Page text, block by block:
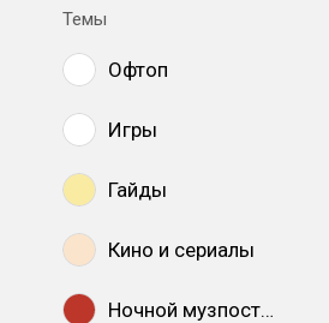
Темы
Офтоп
Игры
Гайды
Кино и сериалы
Ночной музпостинг